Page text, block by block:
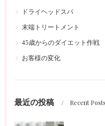
ドライヘッドスパ
末端トリートメント
45歳からのダイエット作戦
お客様の変化
最近の投稿 Recent Posts